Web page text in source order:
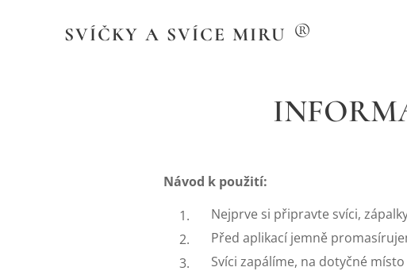
SVÍČKY A SVÍCE MIRU ®
Návod k použití:
Nejprve si připravte svíci,
Před aplikací jemně
Svíci zapálíme, na dotyčné